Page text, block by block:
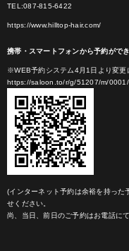
TEL:087-815-6422
https://www.hilltop-hair.com/
携帯・スマートフォンから予約がで
※WEB予約システム4月1日より変更
https://saloon.to/r/g/51207/m/0001/
(インターネット予約は余裕を持った
せください。
尚、当日、前日のご予約はお電話に